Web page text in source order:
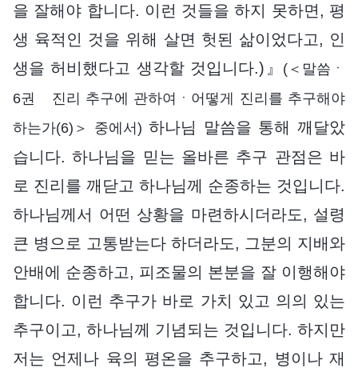
을 잘해야 합니다. 이런 것들을 하지 못하면, 평
생 육적인 것을 위해 살면 헛된 삶이었다고, 인
생을 허비했다고 생각할 것입니다.)』 (＜말씀ㆍ
6권 진리 추구에 관하여ㆍ어떻게 진리를 추구해야
하는가(6)＞ 중에서) 하나님 말씀을 통해 깨달았
습니다. 하나님을 믿는 올바른 추구 관점은 바
로 진리를 깨닫고 하나님께 순종하는 것입니다.
하나님께서 어떤 상황을 마련하시더라도, 설령
큰 병으로 고통받는다 하더라도, 그분의 지배와
안배에 순종하고, 피조물의 본분을 잘 이행해야
합니다. 이런 추구가 바로 가치 있고 의의 있는
추구이고, 하나님께 기념되는 것입니다. 하지만
저는 언제나 육의 평온을 추구하고, 병이나 재